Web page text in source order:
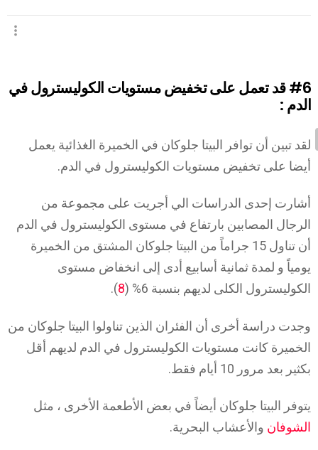
#6قد تعمل على تخفيض مستويات الكوليسترول في
الدم :
لقد تبين أن توافر البيتا جلوكان في الخميرة الغذائية يعمل
أيضا على تخفيض مستويات الكوليسترول في الدم.
أشارت إحدى الدراسات الي أجريت على مجموعة من
الرجال المصابين بارتفاع في مستوى الكوليسترول في الدم
أن تناول 15 جراماً من البيتا جلوكان المشتق من الخميرة
يومياً و لمدة ثمانية أسابيع أدى إلى انخفاض مستوى
الكوليسترول الكلى لديهم بنسبة 6% (
8
).
وجدت دراسة أخرى أن الفئران الذين تناولوا البيتا جلوكان من
الخميرة كانت مستويات الكوليسترول في الدم لديهم أقل
بكثير بعد مرور 10 أيام فقط.
يتوفر البيتا جلوكان أيضاً في بعض الأطعمة الأخرى ، مثل
الشوفان والأعشاب البحرية.